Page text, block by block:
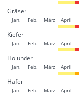
Gräser
Jan. Feb. März April
Kiefer
Jan. Feb. März April
Holunder
Jan. Feb. März April
Hafer
Jan. Feb. März April